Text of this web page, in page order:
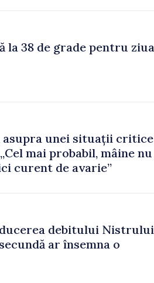
la 38 de grade pentru ziua
asupra unei situații critice
mai probabil, mâine nu
curent de avarie”
debitului Nistrului
ar însemna o